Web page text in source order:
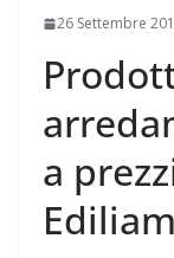
26 Settembre
a